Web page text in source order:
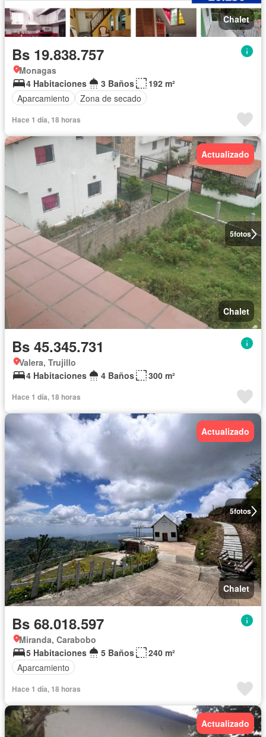
Chalet
Bs 19.838.757
Monagas
4 Habitaciones
3 Baños
192 m²
Aparcamiento
Zona de secado
Hace 1 día, 18 horas
5fotos
Actualizado
Chalet
Bs 45.345.731
Valera, Trujillo
4 Habitaciones
4 Baños 300 m²
Hace 1 día, 18 horas
5fotos
Actualizado
Chalet
Bs 68.018.597
Miranda, Carabobo
5 Habitaciones
5 Baños
240 m²
Aparcamiento
Hace 1 día, 18 horas
Actualizado